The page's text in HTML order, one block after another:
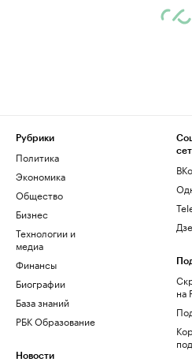
Рубрики
Политика
Экономика
Общество
Бизнес
Технологии и
медиа
Финансы
Биографии
База знаний
РБК Образование
Новости
на